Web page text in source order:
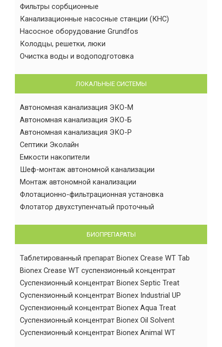
Фильтры сорбционные
Канализационные насосные станции (КНС)
Насосное оборудование Grundfos
Колодцы, решетки, люки
Очистка воды и водоподготовка
ЛОКАЛЬНЫЕ СИСТЕМЫ
Автономная канализация ЭКО-М
Автономная канализация ЭКО-Б
Автономная канализация ЭКО-Р
Септики Эколайн
Емкости накопители
Шеф-монтаж автономной канализации
Монтаж автономной канализации
Флотационно-фильтрационная установка
Флотатор двухступенчатый проточный
БИОПРЕПАРАТЫ
Таблетированный препарат Bionex Crease WT Tab
Bionex Crease WT суспензионный концентрат
Суспензионный концентрат Bionex Septic Treat
Суспензионный концентрат Bionex Industrial UP
Суспензионный концентрат Bionex Aqua Treat
Суспензионный концентрат Bionex Oil Solvent
Суспензионный концентрат Bionex Animal WT